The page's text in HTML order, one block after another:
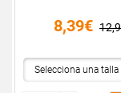
8,39€